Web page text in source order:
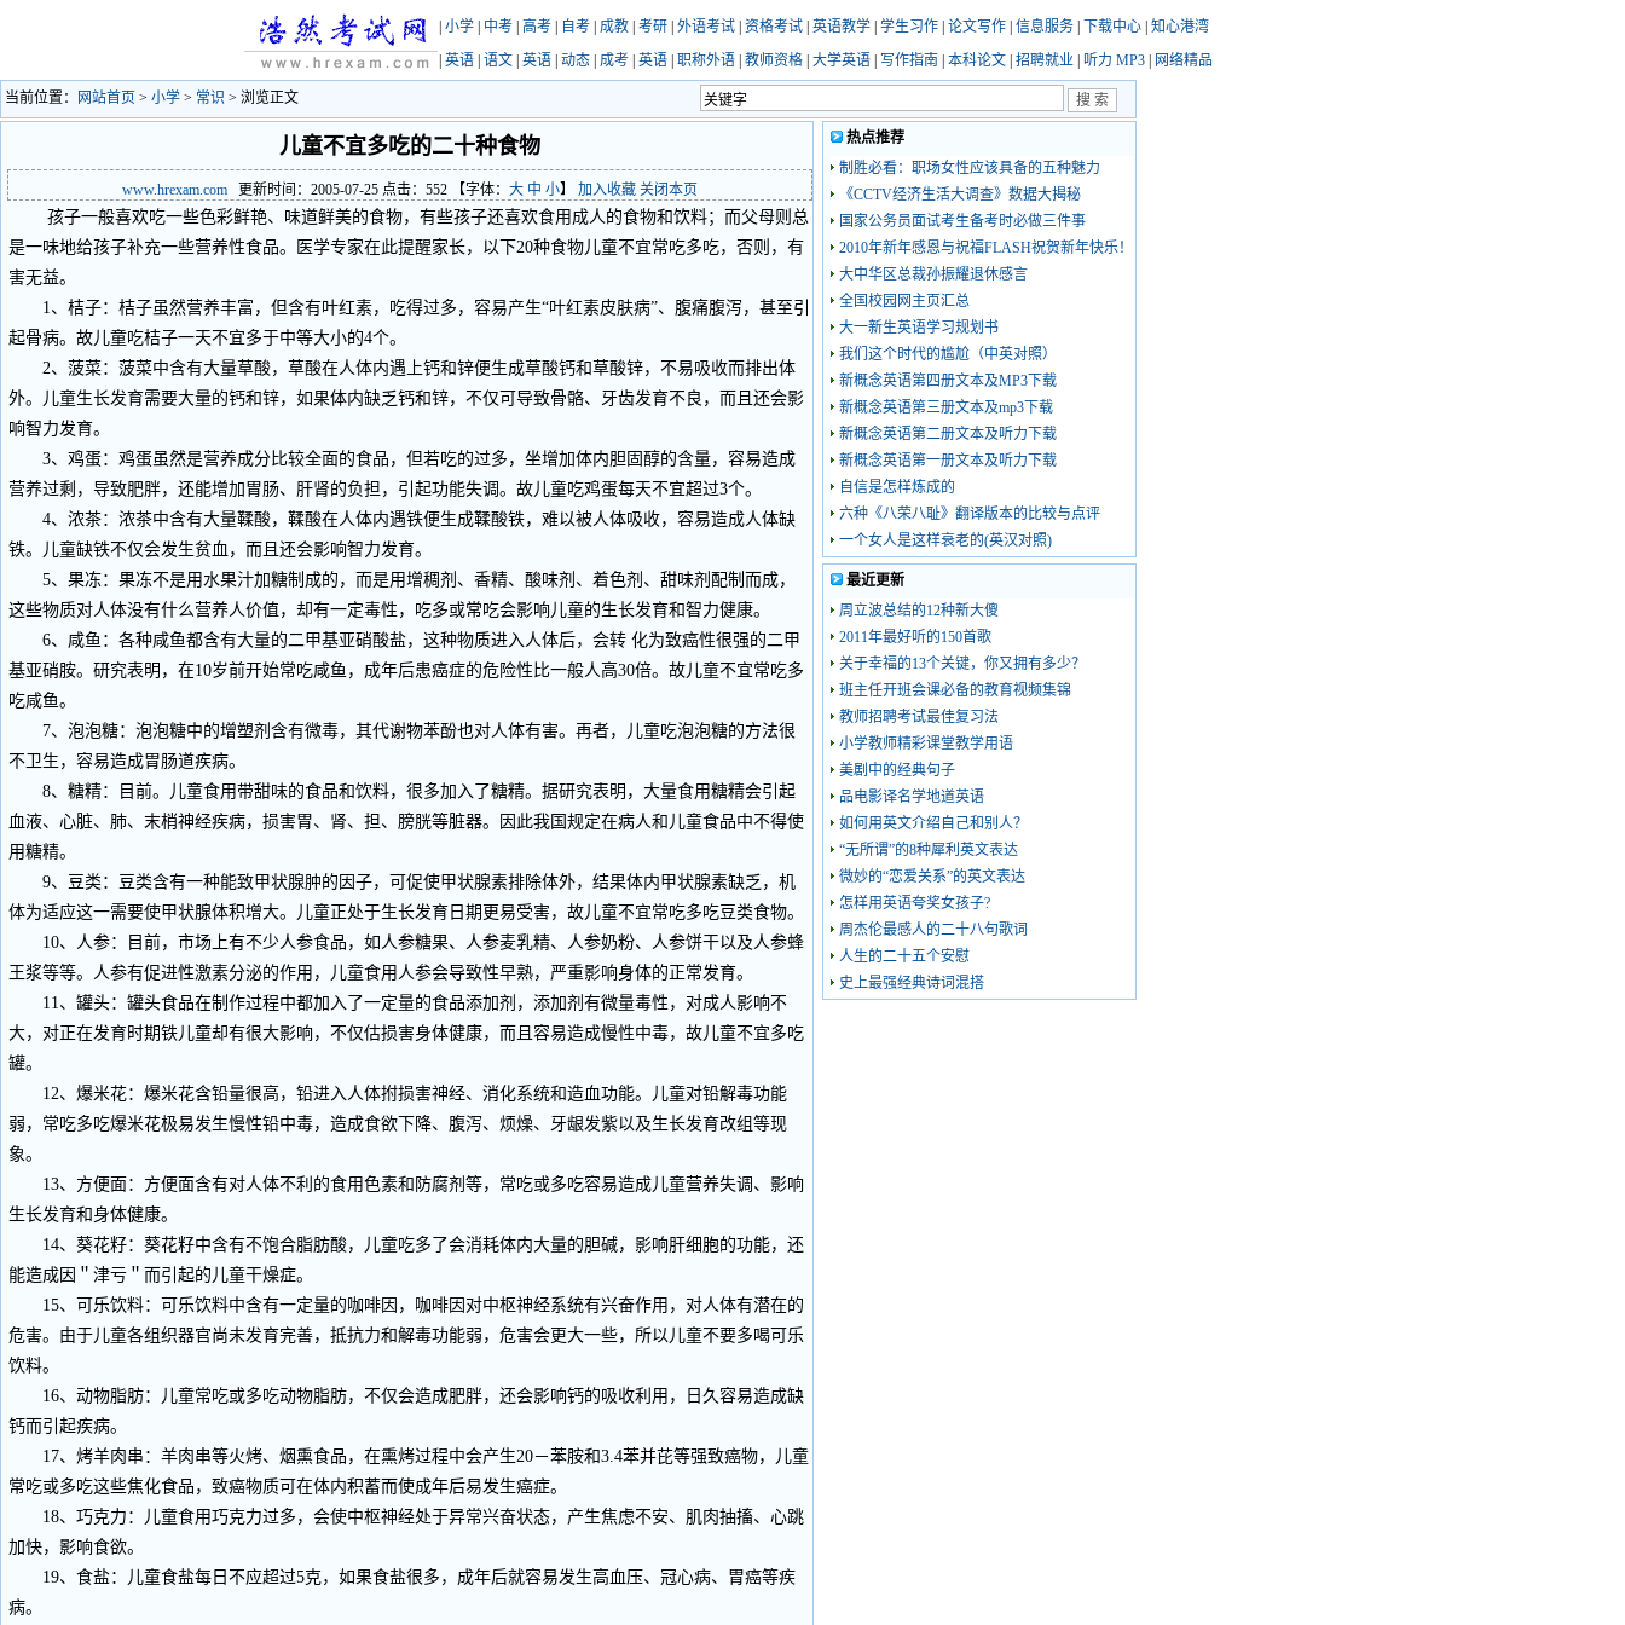
小学 中考 高考 自考 成教 考研 外语考试 资格考试 英语教学 学生习作 论文写作 信息服务 下载中心 知心港湾
英语 语文 英语 动态 成考 英语 职称外语 教师资格 大学英语 写作指南 本科论文 招聘就业 听力 MP3 网络精品
当前位置： 网站首页 > 小学 > 常识 > 浏览正文
儿童不宜多吃的二十种食物
www.hrexam.com 更新时间：2005-07-25 点击： 552 【字体： 大 中 小】 加入收藏 关闭本页
孩子一般喜欢吃一些色彩鲜艳、味道鲜美的食物，有些孩子还喜欢食用成人的食物和饮料；而父母则总
是一味地给孩子补充一些营养性食品。医学专家在此提醒家长，以下20种食物儿童不宜常吃多吃，否则，有
害无益。
1、桔子：桔子虽然营养丰富，但含有叶红素，吃得过多，容易产生“叶红素皮肤病”、腹痛腹泻，甚至引
起骨病。故儿童吃桔子一天不宜多于中等大小的4个。
2、菠菜：菠菜中含有大量草酸，草酸在人体内遇上钙和锌便生成草酸钙和草酸锌，不易吸收而排出体
外。儿童生长发育需要大量的钙和锌，如果体内缺乏钙和锌，不仅可导致骨骼、牙齿发育不良，而且还会影
响智力发育。
3、鸡蛋：鸡蛋虽然是营养成分比较全面的食品，但若吃的过多，坐增加体内胆固醇的含量，容易造成
营养过剩，导致肥胖，还能增加胃肠、肝肾的负担，引起功能失调。故儿童吃鸡蛋每天不宜超过3个。
4、浓茶：浓茶中含有大量鞣酸，鞣酸在人体内遇铁便生成鞣酸铁，难以被人体吸收，容易造成人体缺
铁。儿童缺铁不仅会发生贫血，而且还会影响智力发育。
5、果冻：果冻不是用水果汁加糖制成的，而是用增稠剂、香精、酸味剂、着色剂、甜味剂配制而成，
这些物质对人体没有什么营养人价值，却有一定毒性，吃多或常吃会影响儿童的生长发育和智力健康。
6、咸鱼：各种咸鱼都含有大量的二甲基亚硝酸盐，这种物质进入人体后，会转 化为致癌性很强的二甲
基亚硝胺。研究表明，在10岁前开始常吃咸鱼，成年后患癌症的危险性比一般人高30倍。故儿童不宜常吃多
吃咸鱼。
7、泡泡糖：泡泡糖中的增塑剂含有微毒，其代谢物苯酚也对人体有害。再者，儿童吃泡泡糖的方法很
不卫生，容易造成胃肠道疾病。
8、糖精：目前。儿童食用带甜味的食品和饮料，很多加入了糖精。据研究表明，大量食用糖精会引起
血液、心脏、肺、末梢神经疾病，损害胃、肾、担、膀胱等脏器。因此我国规定在病人和儿童食品中不得使
用糖精。
9、豆类：豆类含有一种能致甲状腺肿的因子，可促使甲状腺素排除体外，结果体内甲状腺素缺乏，机
体为适应这一需要使甲状腺体积增大。儿童正处于生长发育日期更易受害，故儿童不宜常吃多吃豆类食物。
10、人参：目前，市场上有不少人参食品，如人参糖果、人参麦乳精、人参奶粉、人参饼干以及人参蜂
王浆等等。人参有促进性激素分泌的作用，儿童食用人参会导致性早熟，严重影响身体的正常发育。
11、罐头：罐头食品在制作过程中都加入了一定量的食品添加剂，添加剂有微量毒性，对成人影响不
大，对正在发育时期铁儿童却有很大影响，不仅估损害身体健康，而且容易造成慢性中毒，故儿童不宜多吃
罐。
12、爆米花：爆米花含铅量很高，铅进入人体拊损害神经、消化系统和造血功能。儿童对铅解毒功能
弱，常吃多吃爆米花极易发生慢性铅中毒，造成食欲下降、腹泻、烦燥、牙龈发紫以及生长发育改组等现
象。
13、方便面：方便面含有对人体不利的食用色素和防腐剂等，常吃或多吃容易造成儿童营养失调、影响
生长发育和身体健康。
14、葵花籽：葵花籽中含有不饱合脂肪酸，儿童吃多了会消耗体内大量的胆碱，影响肝细胞的功能，还
能造成因＂津亏＂而引起的儿童干燥症。
15、可乐饮料：可乐饮料中含有一定量的咖啡因，咖啡因对中枢神经系统有兴奋作用，对人体有潜在的
危害。由于儿童各组织器官尚未发育完善，抵抗力和解毒功能弱，危害会更大一些，所以儿童不要多喝可乐
饮料。
16、动物脂肪：儿童常吃或多吃动物脂肪，不仅会造成肥胖，还会影响钙的吸收利用，日久容易造成缺
钙而引起疾病。
17、烤羊肉串：羊肉串等火烤、烟熏食品，在熏烤过程中会产生20－苯胺和3.4苯并芘等强致癌物，儿童
常吃或多吃这些焦化食品，致癌物质可在体内积蓄而使成年后易发生癌症。
18、巧克力：儿童食用巧克力过多，会使中枢神经处于异常兴奋状态，产生焦虑不安、肌肉抽搐、心跳
加快，影响食欲。
19、食盐：儿童食盐每日不应超过5克，如果食盐很多，成年后就容易发生高血压、冠心病、胃癌等疾
病。
热点推荐
制胜必看：职场女性应该具备的五种魅力
《CCTV经济生活大调查》数据大揭秘
国家公务员面试考生备考时必做三件事
2010年新年感恩与祝福FLASH祝贺新年快乐！
大中华区总裁孙振耀退休感言
全国校园网主页汇总
大一新生英语学习规划书
我们这个时代的尴尬（中英对照）
新概念英语第四册文本及MP3下载
新概念英语第三册文本及mp3下载
新概念英语第二册文本及听力下载
新概念英语第一册文本及听力下载
自信是怎样炼成的
六种《八荣八耻》翻译版本的比较与点评
一个女人是这样衰老的(英汉对照)
最近更新
周立波总结的12种新大傻
2011年最好听的150首歌
关于幸福的13个关键，你又拥有多少？
班主任开班会课必备的教育视频集锦
教师招聘考试最佳复习法
小学教师精彩课堂教学用语
美剧中的经典句子
品电影译名学地道英语
如何用英文介绍自己和别人？
“无所谓”的8种犀利英文表达
微妙的“恋爱关系”的英文表达
怎样用英语夸奖女孩子?
周杰伦最感人的二十八句歌词
人生的二十五个安慰
史上最强经典诗词混搭